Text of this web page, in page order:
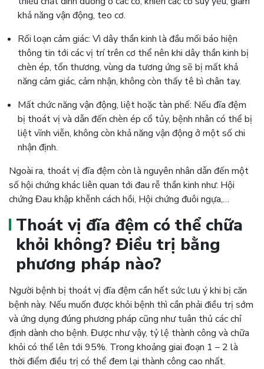
khả năng vận động, teo cơ.
Rối loạn cảm giác: Vì dây thần kinh là đầu mối báo hiện
thông tin tới các vị trí trên cơ thể nên khi dây thần kinh bị
chèn ép, tổn thương, vùng da tương ứng sẽ bị mất khả
năng cảm giác, cảm nhận, không còn thấy tê bì chân tay.
Mất chức năng vận động, liệt hoặc tàn phế: Nếu đĩa đệm
bị thoát vị và dẫn đến chèn ép cổ tủy, bệnh nhân có thể bị
liệt vĩnh viễn, không còn khả năng vận động ở một số chi
nhận định.
Ngoài ra, thoát vị đĩa đệm còn là nguyên nhân dẫn đến một
số hội chứng khác liên quan tới đau rễ thần kinh như: Hội
chứng Đau khập khễnh cách hồi, Hội chứng đuôi ngựa,…
Thoát vị đĩa đệm có thể chữa
khỏi không? Điều trị bằng
phương pháp nào?
Người bệnh bị thoát vị đĩa đệm cần hết sức lưu ý khi bị căn
bệnh này. Nếu muốn được khỏi bệnh thì cần phải điều trị sớm
và ứng dụng đúng phương pháp cũng như tuân thủ các chỉ
định dành cho bệnh. Được như vậy, tỷ lệ thành công và chữa
khỏi có thể lên tới 95%. Trong khoảng giai đoạn 1 – 2 là
thời điểm điều trị có thể đem lại thành công cao nhất.